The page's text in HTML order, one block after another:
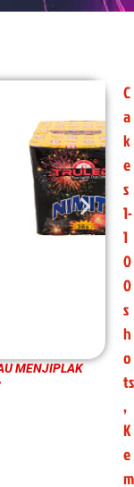
MENJIPLAK
C
a
k
e
s
1-
1
0
0
s
h
o
ts
,
K
e
m